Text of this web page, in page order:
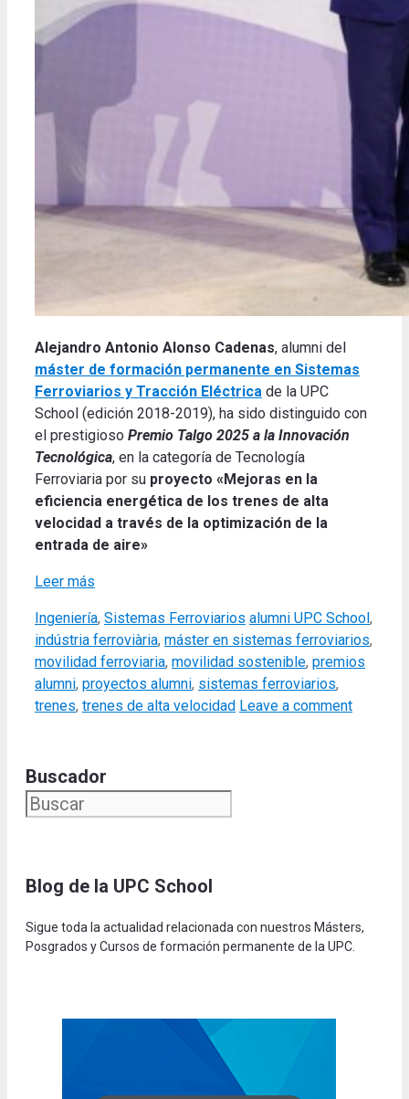
Alejandro Antonio Alonso Cadenas, alumni del
máster de formación permanente en Sistemas
Ferroviarios y Tracción Eléctrica de la UPC
School (edición 2018-2019), ha sido distinguido con
el prestigioso Premio Talgo 2025 a la Innovación
Tecnológica, en la categoría de Tecnología
Ferroviaria por su proyecto «Mejoras en la
eficiencia energética de los trenes de alta
velocidad a través de la optimización de la
entrada de aire»
Leer más
Categories
Ingeniería, Sistemas Ferroviarios Tags
alumni UPC School ,
indústria ferroviària, máster en sistemas ferroviarios,
movilidad ferroviaria, movilidad sostenible, premios
alumni, proyectos alumni, sistemas ferroviarios,
trenes, trenes de alta velocidad Leave a comment
Buscador
Blog de la UPC School
Sigue toda la actualidad relacionada con nuestros Másters,
Posgrados y Cursos de formación permanente de la UPC.